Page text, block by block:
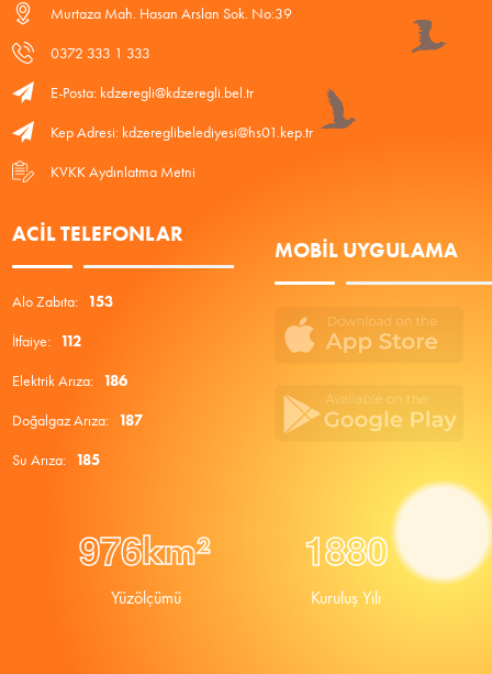
Murtaza Mah. Hasan Arslan Sok. No:39
0372 333 1 333
E-Posta: kdzeregli@kdzeregli.bel.tr
Kep Adresi: kdzereglibelediyesi@hs01.kep.tr
KVKK Aydınlatma Metni
ACIL TELEFONLAR
Alo Zabıta: 153
İtfaiye: 112
Elektrik Arıza: 186
Doğalgaz Arıza: 187
Su Arıza: 185
MOBIL UYGULAMA
976km²
Yüzölçümü
1880
Kuruluş Yılı